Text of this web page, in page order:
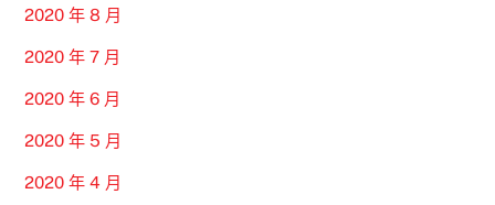
2020 年 8 月
2020 年 7 月
2020 年 6 月
2020 年 5 月
2020 年 4 月